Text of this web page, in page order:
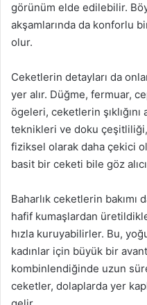
görünüm elde edilebilir.
akşamlarında da konforlu
olur.
Ceketlerin detayları da
yer alır. Düğme, fermuar,
ögeleri, ceketlerin şıklığını
teknikleri ve doku
fiziksel olarak daha çekici
basit bir ceketi bile göz
Baharlık ceketlerin bakımı
hafif kumaşlardan
hızla kuruyabilirler. Bu,
kadınlar için büyük bir
kombinlendiğinde uzun
ceketler, dolaplarda yer